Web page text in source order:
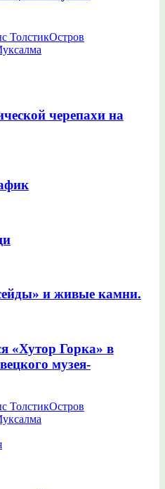
ТолстикОстров
черепахи на
и живые камни.
«Хутор Горка» в
музея-
ТолстикОстров